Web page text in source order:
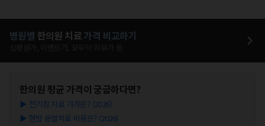
병원별 한의원 치료가격 비교하기
한의원 평균 가격이 궁금하다면?
▶ 전기침 치료 가격은? (2026)
▶ 한방 온열치료 비용은? (2026)